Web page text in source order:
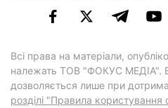
Всі права на матеріали,
належать ТОВ "ФОКУС МЕДІА".
дозволяється лише при
розділі "Правила користування